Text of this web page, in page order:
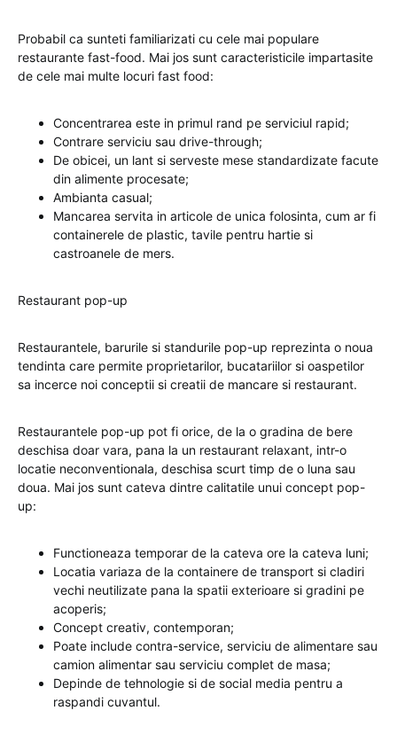
Probabil ca sunteti familiarizati cu cele mai populare
restaurante fast-food. Mai jos sunt caracteristicile impartasite
de cele mai multe locuri fast food:
Concentrarea este in primul rand pe serviciul rapid;
Contrare serviciu sau drive-through;
De obicei, un lant si serveste mese standardizate facute
din alimente procesate;
Ambianta casual;
Mancarea servita in articole de unica folosinta, cum ar fi
containerele de plastic, tavile pentru hartie si
castroanele de mers.
Restaurant pop-up
Restaurantele, barurile si standurile pop-up reprezinta o noua
tendinta care permite proprietarilor, bucatariilor si oaspetilor
sa incerce noi conceptii si creatii de mancare si restaurant.
Restaurantele pop-up pot fi orice, de la o gradina de bere
deschisa doar vara, pana la un restaurant relaxant, intr-o
locatie neconventionala, deschisa scurt timp de o luna sau
doua. Mai jos sunt cateva dintre calitatile unui concept pop-
up:
Functioneaza temporar de la cateva ore la cateva luni;
Locatia variaza de la containere de transport si cladiri
vechi neutilizate pana la spatii exterioare si gradini pe
acoperis;
Concept creativ, contemporan;
Poate include contra-service, serviciu de alimentare sau
camion alimentar sau serviciu complet de masa;
Depinde de tehnologie si de social media pentru a
raspandi cuvantul.